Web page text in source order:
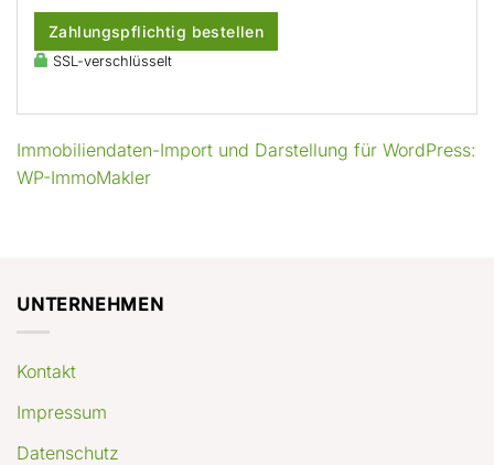
Zahlungspflichtig bestellen
SSL-verschlüsselt
Immobiliendaten-Import und Darstellung für WordPress:
WP-ImmoMakler
UNTERNEHMEN
Kontakt
Impressum
Datenschutz